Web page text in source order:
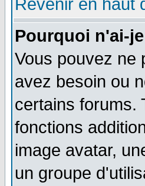
Revenir en haut
Pourquoi n'ai-
Vous pouvez ne
avez besoin ou
certains forums.
fonctions
image avatar,
un groupe